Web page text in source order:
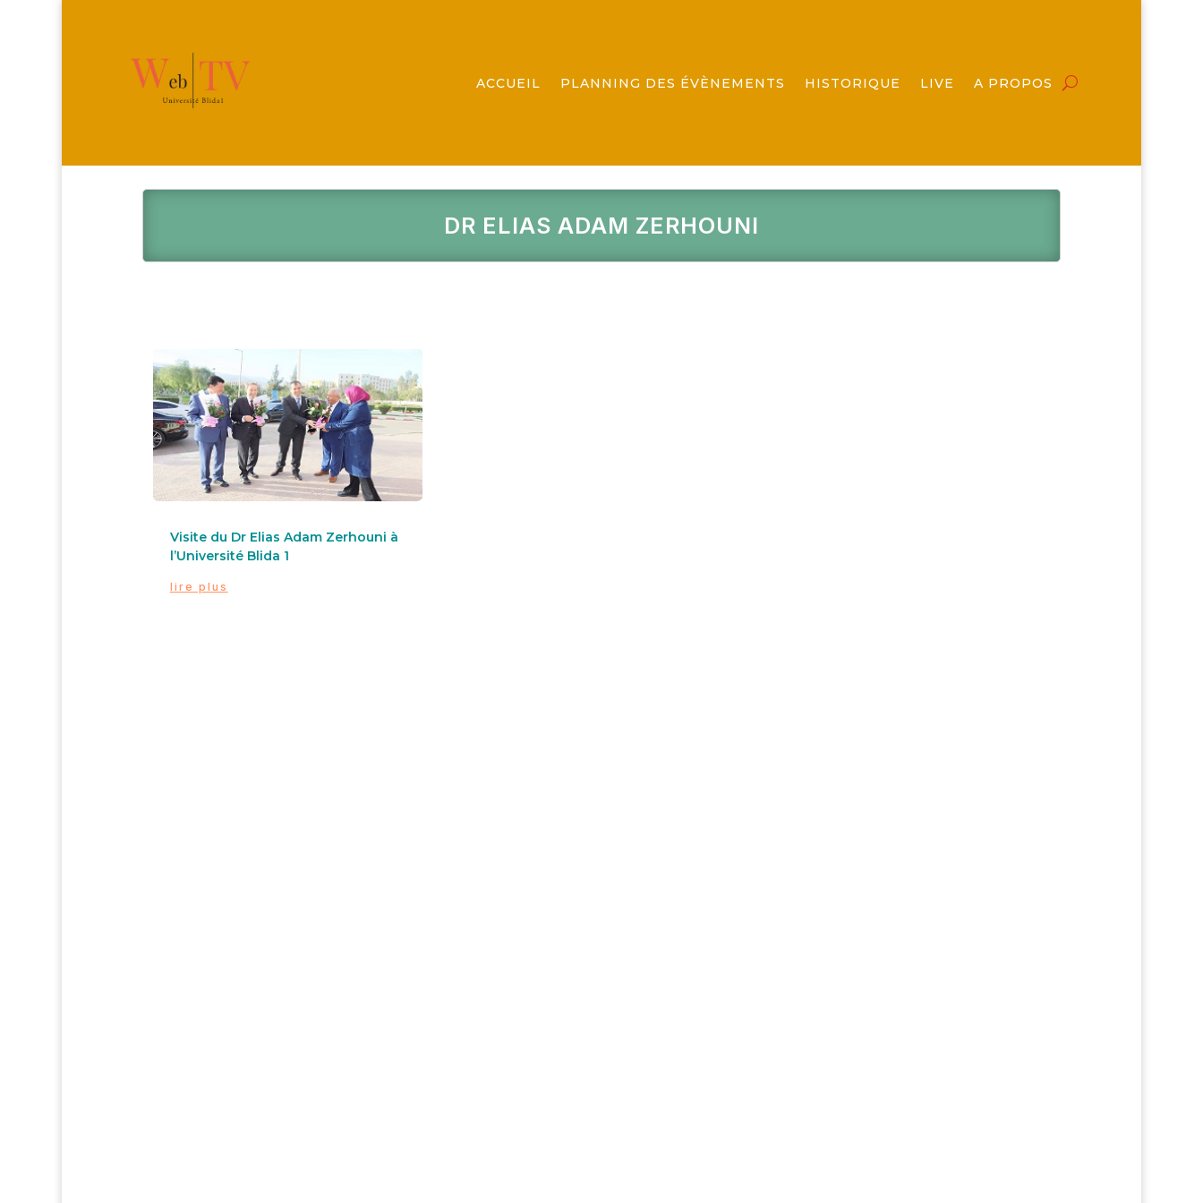
ACCUEIL PLANNING DES ÉVÈNEMENTS HISTORIQUE LIVE A PROPOS
DR ELIAS ADAM ZERHOUNI
Visite du Dr Elias Adam Zerhouni à
l’Université Blida 1
lire plus